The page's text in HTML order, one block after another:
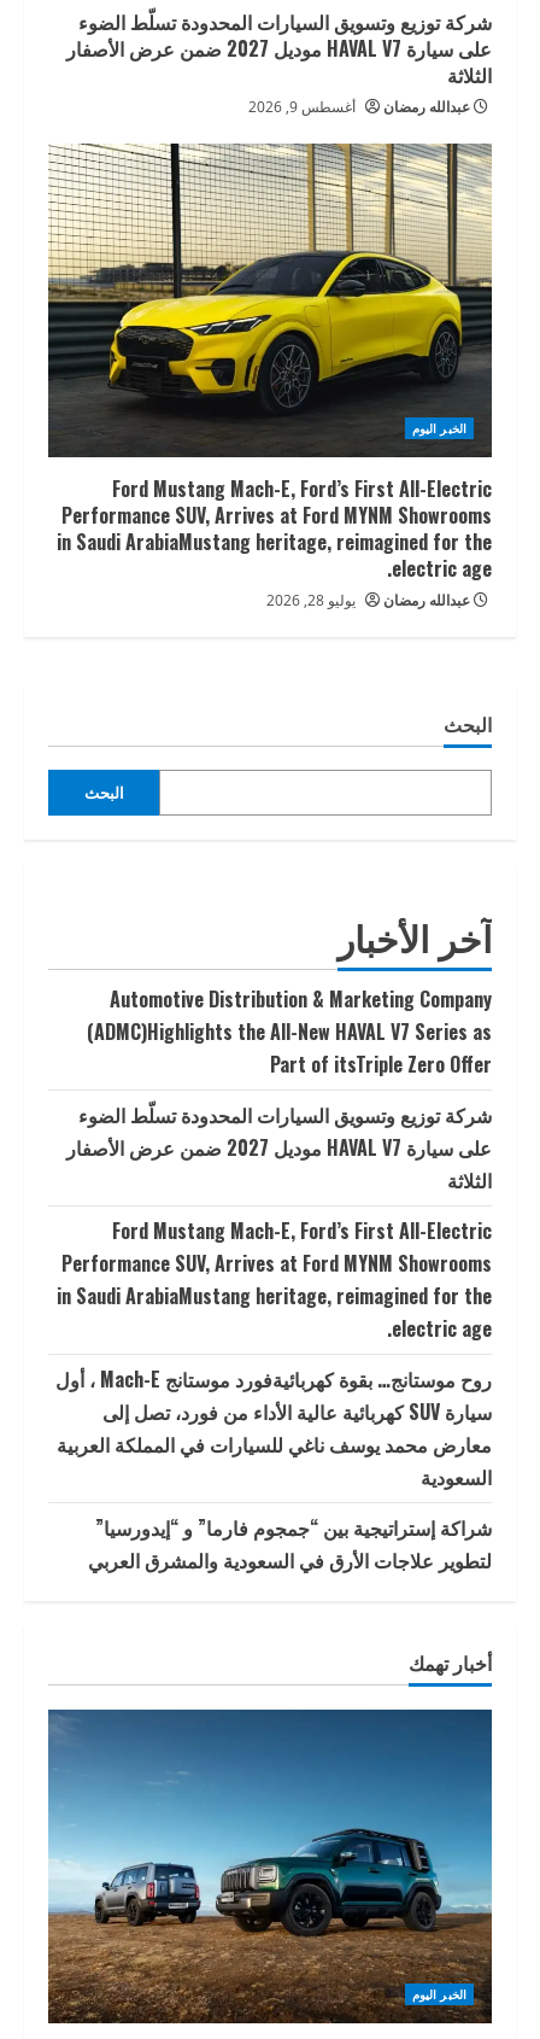
شركة توزيع وتسويق السيارات المحدودة تسلّط الضوء
على سيارة HAVAL V7 موديل 2027 ضمن عرض الأصفار
الثلاثة
عبدالله رمضان أغسطس 9, 2026
الخبر اليوم
Ford Mustang Mach-E, Ford’s First All-Electric
Performance SUV, Arrives at Ford MYNM Showrooms
in Saudi ArabiaMustang heritage, reimagined for the
electric age.
عبدالله رمضان يوليو 28, 2026
البحث
البحث
آخر الأخبار
Automotive Distribution & Marketing Company
(ADMC)Highlights the All-New HAVAL V7 Series as
Part of itsTriple Zero Offer
شركة توزيع وتسويق السيارات المحدودة تسلّط الضوء
على سيارة HAVAL V7 موديل 2027 ضمن عرض الأصفار
الثلاثة
Ford Mustang Mach-E, Ford’s First All-Electric
Performance SUV, Arrives at Ford MYNM Showrooms
in Saudi ArabiaMustang heritage, reimagined for the
electric age.
روح موستانج… بقوة كهربائيةفورد موستانج Mach-E ، أول
سيارة SUV كهربائية عالية الأداء من فورد، تصل إلى
معارض محمد يوسف ناغي للسيارات في المملكة العربية
السعودية
شراكة إستراتيجية بين “جمجوم فارما” و “إيدورسيا”
لتطوير علاجات الأرق في السعودية والمشرق العربي
أخبار تهمك
الخبر اليوم